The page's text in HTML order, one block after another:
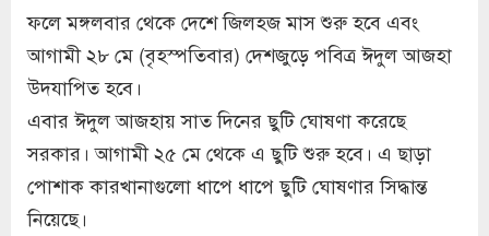
ফলে মঙ্গলবার থেকে দেশে জিলহজ মাস শুরু হবে এবং
আগামী ২৮ মে (বৃহস্পতিবার) দেশজুড়ে পবিত্র ঈদুল আজহা
উদযাপিত হবে।
এবার ঈদুল আজহায় সাত দিনের ছুটি ঘোষণা করেছে
সরকার। আগামী ২৫ মে থেকে এ ছুটি শুরু হবে। এ ছাড়া
পোশাক কারখানাগুলো ধাপে ধাপে ছুটি ঘোষণার সিদ্ধান্ত
নিয়েছে।